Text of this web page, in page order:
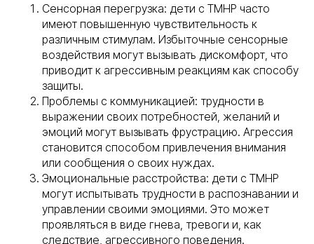
Сенсорная перегрузка: дети с ТМНР часто
имеют повышенную чувствительность к
различным стимулам. Избыточные сенсорные
воздействия могут вызывать дискомфорт, что
приводит к агрессивным реакциям как способу
защиты.
Проблемы с коммуникацией: трудности в
выражении своих потребностей, желаний и
эмоций могут вызывать фрустрацию. Агрессия
становится способом привлечения внимания
или сообщения о своих нуждах.
Эмоциональные расстройства: дети с ТМНР
могут испытывать трудности в распознавании и
управлении своими эмоциями. Это может
проявляться в виде гнева, тревоги и, как
следствие, агрессивного поведения.